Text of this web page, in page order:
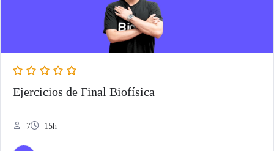
Ejercicios de Final Biofísica
7 15h